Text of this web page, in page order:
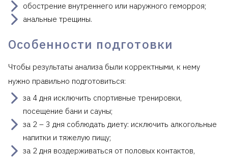
обострение внутреннего или наружного геморроя;
анальные трещины.
Особенности подготовки
Чтобы результаты анализа были корректными, к нему
нужно правильно подготовиться:
за 4 дня исключить спортивные тренировки,
посещение бани и сауны;
за 2 – 3 дня соблюдать диету: исключить алкогольные
напитки и тяжелую пищу;
за 2 дня воздерживаться от половых контактов,